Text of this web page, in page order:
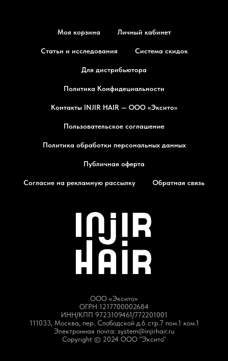
Моя корзина Личный кабинет
Статьи и исследования Система скидок
Для дистрибьютора
Политика Конфидециальности
Контакты INJIR HAIR — ООО «Эксито»
Пользовательское соглашение
Политика обработки персональных данных
Публичная оферта
Согласие на рекламную рассылку Обратная связь
ООО «Эксито»
ОГРН 1217700002684
ИНН/КПП 9723109461/772201001
111033, Москва, пер. Слободской д.6 стр.7 пом.1 ком.1
Электронная почта: system@injirhair.ru
Copyright © 2024 ООО "Эксито"